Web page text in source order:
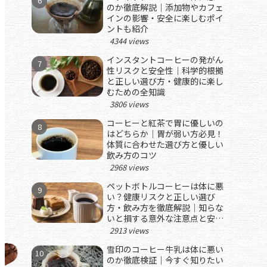
のか徹底解説｜添加物やカフェ
インの影響・安全に楽しむポイ
ントも紹介
4344 views
インスタントコーヒーの発がん
性リスクと安全性｜科学的根拠
と正しい選び方・健康的に楽し
むための全知識
3806 views
コーヒーと紅茶で胃に優しいの
はどちらか｜胃が弱い方必見！
体質に合わせた選び方と優しい
飲み方のコツ
2968 views
ペットボトルコーヒーは体に悪
い？健康リスクと正しい選び
方・飲み方を徹底解説｜知らな
いと損する意外な注意点と安心
して楽しむためのポイント
2913 views
雪印のコーヒー牛乳は体に悪い
のか徹底検証｜今すぐ知りたい